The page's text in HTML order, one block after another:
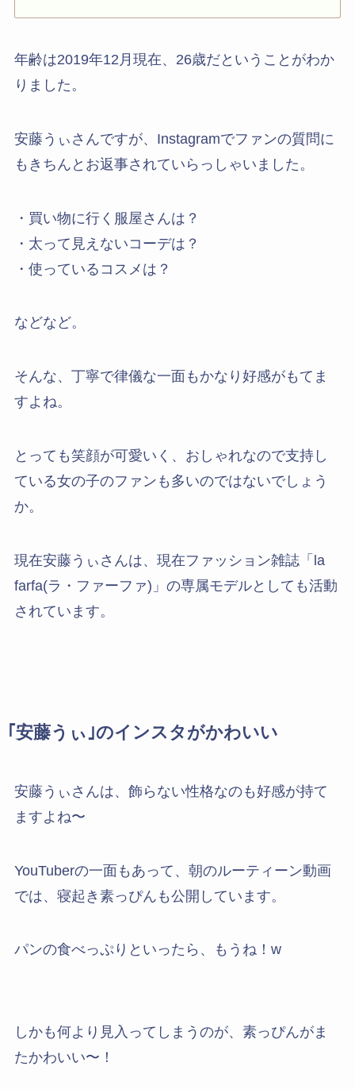
年齢は2019年12月現在、26歳だということがわか
りました。
安藤うぃさんですが、Instagramでファンの質問に
もきちんとお返事されていらっしゃいました。
・買い物に行く服屋さんは？
・太って見えないコーデは？
・使っているコスメは？
などなど。
そんな、丁寧で律儀な一面もかなり好感がもてま
すよね。
とっても笑顔が可愛いく、おしゃれなので支持し
ている女の子のファンも多いのではないでしょう
か。
現在安藤うぃさんは、現在ファッション雑誌「la
farfa(ラ・ファーファ)」の専属モデルとしても活動
されています。
｢安藤うぃ｣のインスタがかわいい
安藤うぃさんは、飾らない性格なのも好感が持て
ますよね〜
YouTuberの一面もあって、朝のルーティーン動画
では、寝起き素っぴんも公開しています。
パンの食べっぷりといったら、もうね！w
しかも何より見入ってしまうのが、素っぴんがま
たかわいい〜！